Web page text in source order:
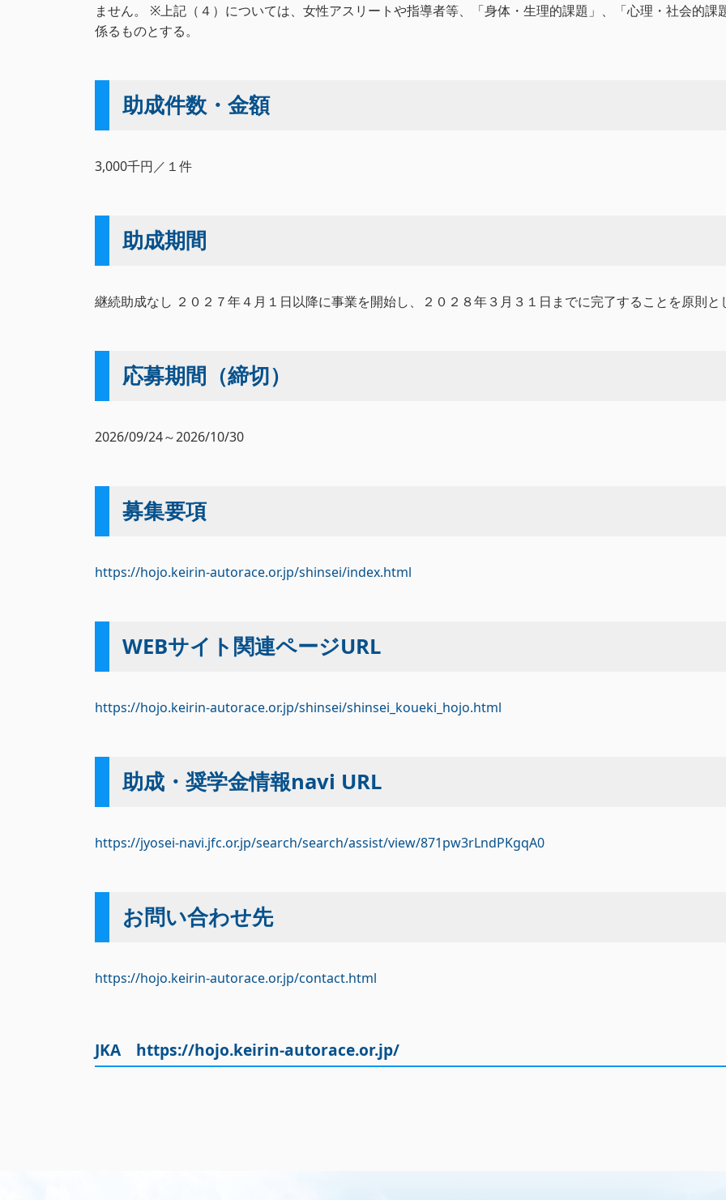
ません。 ※上記（４）については、女性アスリートや指導者等、「身体・生理的課題」、「心理・社会的
係るものとする。
助成件数・金額
3,000千円／１件
助成期間
継続助成なし ２０２７年４月１日以降に事業を開始し、２０２８年３月３１日までに完了することを原則と
応募期間（締切）
2026/09/24～2026/10/30
募集要項
https://hojo.keirin-autorace.or.jp/shinsei/index.html
WEBサイト関連ページURL
https://hojo.keirin-autorace.or.jp/shinsei/shinsei_koueki_hojo.html
助成・奨学金情報navi URL
https://jyosei-navi.jfc.or.jp/search/search/assist/view/871pw3rLndPKgqA0
お問い合わせ先
https://hojo.keirin-autorace.or.jp/contact.html
JKA https://hojo.keirin-autorace.or.jp/